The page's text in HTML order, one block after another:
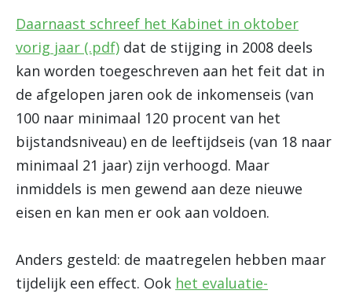
Daarnaast schreef het Kabinet in oktober
vorig jaar (.pdf) dat de stijging in 2008 deels
kan worden toegeschreven aan het feit dat in
de afgelopen jaren ook de inkomenseis (van
100 naar minimaal 120 procent van het
bijstandsniveau) en de leeftijdseis (van 18 naar
minimaal 21 jaar) zijn verhoogd. Maar
inmiddels is men gewend aan deze nieuwe
eisen en kan men er ook aan voldoen.
Anders gesteld: de maatregelen hebben maar
tijdelijk een effect. Ook het evaluatie-